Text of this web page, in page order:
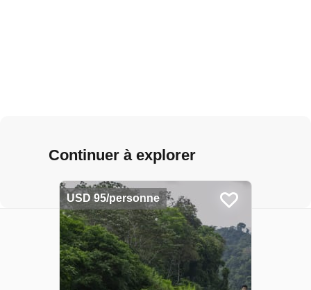
Continuer à explorer
USD 95/personne